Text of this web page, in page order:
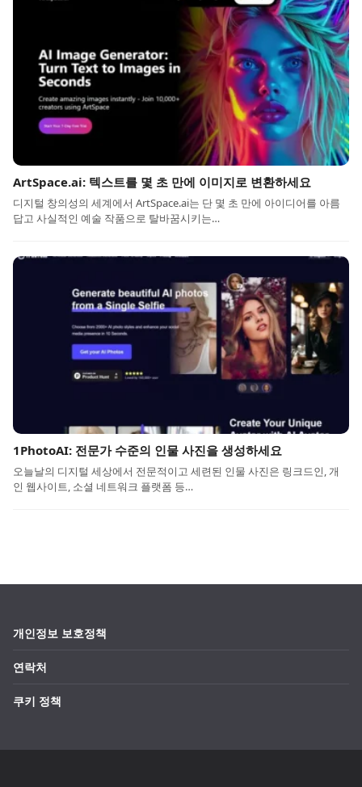
ArtSpace.ai: 텍스트를 몇 초 만에 이미지로 변환하세요
디지털 창의성의 세계에서 ArtSpace.ai는 단 몇 초 만에 아이디어를 아름
답고 사실적인 예술 작품으로 탈바꿈시키는…
1PhotoAI: 전문가 수준의 인물 사진을 생성하세요
오늘날의 디지털 세상에서 전문적이고 세련된 인물 사진은 링크드인, 개
인 웹사이트, 소셜 네트워크 플랫폼 등…
개인정보 보호정책
연락처
쿠키 정책